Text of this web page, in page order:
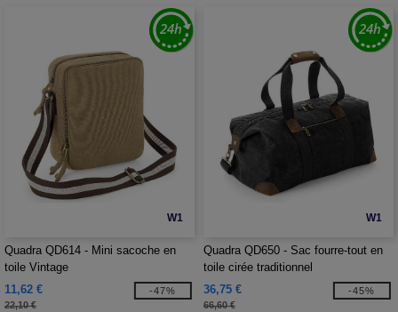
W1
Quadra QD614 - Mini sacoche en
toile Vintage
11,62 €
22,10 €
-47%
W1
Quadra QD650 - Sac fourre-tout en
toile cirée traditionnel
36,75 €
66,60 €
-45%